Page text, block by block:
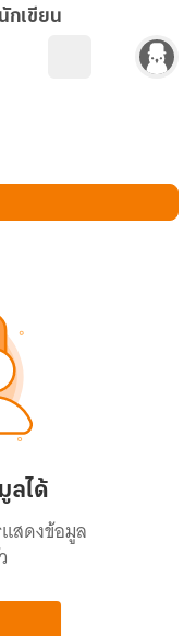
กเขียน
ลได้
สดงข้อมูล